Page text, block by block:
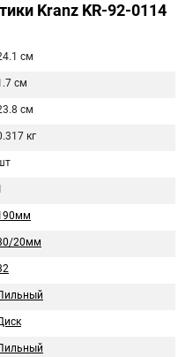
Kranz KR-92-0114
см
см
см
кг
20мм